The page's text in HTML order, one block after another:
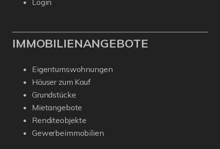
IMMOBILIENANGEBOTE
Eigentumswohnungen
Häuser zum Kauf
Grundstücke
Mietangebote
Renditeobjekte
Gewerbeimmobilien